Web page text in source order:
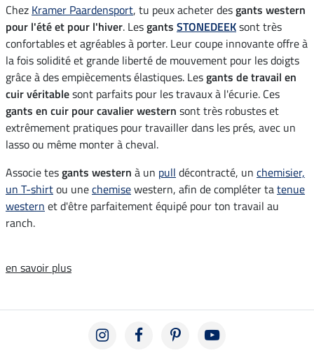
Chez Kramer Paardensport, tu peux acheter desgants western
pour l'été et pour l'hiver. Lesgants STONEDEEKsont très
confortables et agréables à porter. Leur coupe innovante offre à
la fois solidité et grande liberté de mouvement pour les doigts
grâce à des empiècements élastiques. Lesgants de travail en
cuir véritablesont parfaits pour les travaux à l'écurie. Ces
gants en cuir pour cavalier western sont très robustes et
extrêmement pratiques pour travailler dans les prés, avec un
lasso ou même monter à cheval.
Associe tesgants western à un pull décontracté, un chemisier,
un T-shirtou unechemisewestern, afin de compléter tatenue
western et d'être parfaitement équipé pour ton travail au
ranch.
en savoir plus